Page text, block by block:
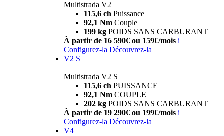
Multistrada V2
115,6 ch Puissance
92,1 Nm Couple
199 kg POIDS SANS CARBURANT
À partir de 16 590€ ou 159€/mois i
Configurez-la Découvrez-la
V2 S
Multistrada V2 S
115,6 ch PUISSANCE
92,1 Nm COUPLE
202 kg POIDS SANS CARBURANT
À partir de 19 290€ ou 199€/mois i
Configurez-la Découvrez-la
V4